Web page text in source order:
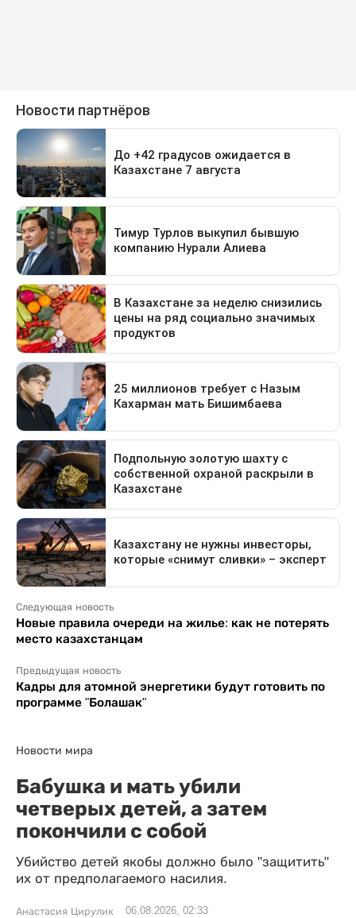
Следующая новость
Новые правила очереди на жилье: как не потерять
место казахстанцам
Предыдущая новость
Кадры для атомной энергетики будут готовить по
программе "Болашак"
Новости мира
Бабушка и мать убили
четверых детей, а затем
покончили с собой
Убийство детей якобы должно было "защитить"
их от предполагаемого насилия.
Анастасия Цирулик 06.08.2026, 02:33